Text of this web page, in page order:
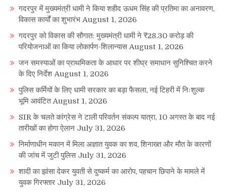
गदरपुर में मुख्यमंत्री धामी ने किया शहीद ऊधम सिंह की प्रतिमा का अनावरण,
विकास कार्यों का शुभारंभ August 1, 2026
गदरपुर को विकास की सौगात: मुख्यमंत्री धामी ने ₹28.30 करोड़ की
परियोजनाओं का किया लोकार्पण-शिलान्यास August 1, 2026
जन समस्याओं का प्राथमिकता के आधार पर शीघ्र समाधान सुनिश्चित करने
के दिए निर्देश August 1, 2026
पुलिस कर्मियों के लिए धामी सरकार का बड़ा फैसला, नई टिहरी में निःशुल्क
भूमि आवंटित August 1, 2026
SIR के चलते कांग्रेस ने टाली परिवर्तन संकल्प यात्रा, 10 अगस्त के बाद नई
तारीखों का होगा ऐलान July 31, 2026
निर्माणाधीन मकान में मिला अज्ञात युवक का शव, शिनाख्त और मौत के कारणों
की जांच में जुटी पुलिस July 31, 2026
शादी का झांसा देकर युवती से दुष्कर्म का आरोप, पहचान छिपाने के मामले में
युवक गिरफ्तार July 31, 2026